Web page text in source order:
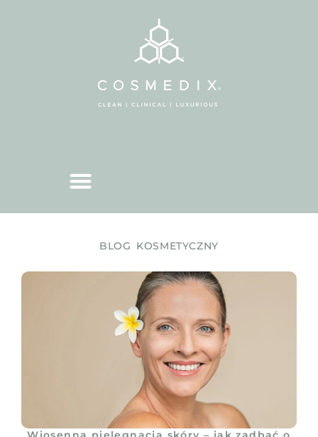
BLOG KOSMETYCZNY